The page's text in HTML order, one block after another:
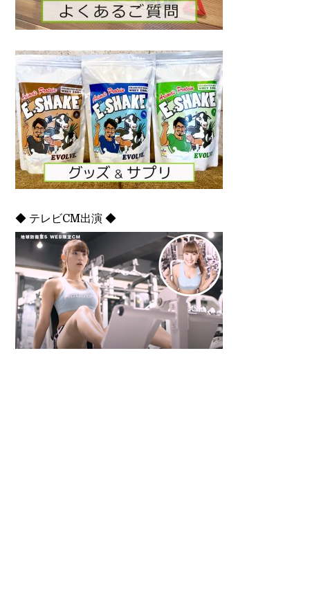
◆ テレビCM出演 ◆